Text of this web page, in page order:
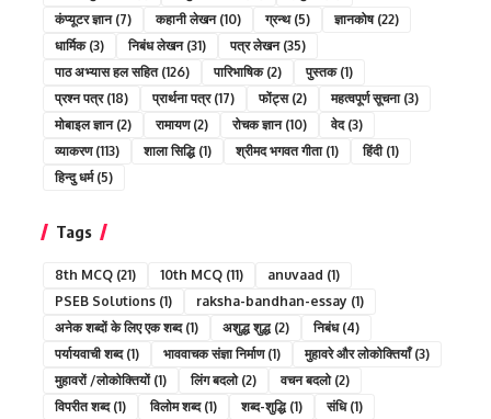
कंप्यूटर ज्ञान(7) कहानी लेखन(10) ग्रन्थ(5) ज्ञानकोष(22)
धार्मिक(3) निबंध लेखन(31) पत्र लेखन(35)
पाठ अभ्यास हल सहित(126) पारिभाषिक(2) पुस्तक(1)
प्रश्न पत्र(18) प्रार्थना पत्र(17) फोंट्स(2) महत्वपूर्ण सूचना(3)
मोबाइल ज्ञान(2) रामायण(2) रोचक ज्ञान(10) वेद(3)
व्याकरण(113) शाला सिद्धि(1) श्रीमद भगवत गीता(1) हिंदी(1)
हिन्दु धर्म(5)
Tags
8th MCQ (21) 10th MCQ (11) anuvaad (1)
PSEB Solutions (1) raksha-bandhan-essay (1)
अनेक शब्दों के लिए एक शब्द(1) अशुद्ध शुद्ध(2) निबंध(4)
पर्यायवाची शब्द(1) भाववाचक संज्ञा निर्माण(1) मुहावरे और लोकोक्तियाँ(3)
मुहावरों /लोकोक्तियों(1) लिंग बदलो(2) वचन बदलो(2)
विपरीत शब्द(1) विलोम शब्द(1) शब्द-शुद्धि(1) संधि(1)